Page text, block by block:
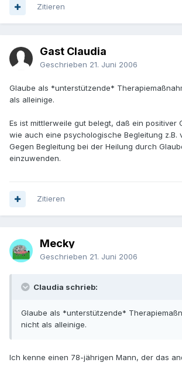
Zitieren
Gast Claudia
Geschrieben 21. Juni 2006
Glaube als *unterstützende*
als alleinige.
Es ist mittlerweile gut belegt, daß ein positiver
wie auch eine psychologische Begleitung z.B.
Gegen Begleitung bei der Heilung durch
einzuwenden.
Zitieren
Mecky
Geschrieben 21. Juni 2006
Claudia schrieb:
Glaube als *unterstützende*
nicht als alleinige.
Ich kenne einen 78-jährigen Mann, der das